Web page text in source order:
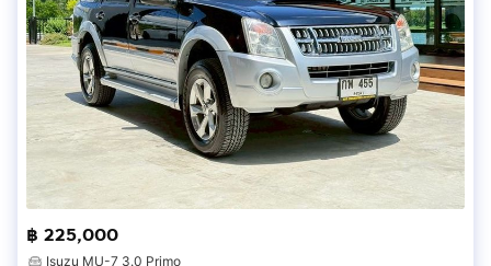
฿ 225,000
Isuzu MU-7 3.0 Primo